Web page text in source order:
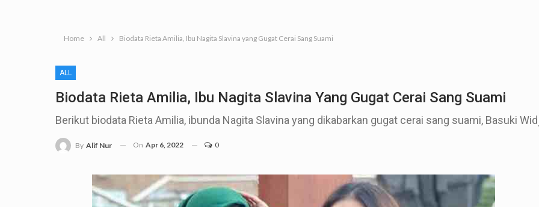
Home All Biodata Rieta Amilia, Ibu Nagita Slavina yang Gugat Cerai Sang Suami
ALL
Biodata Rieta Amilia, Ibu Nagita Slavina Yang Gugat Cerai Sang Suami
Berikut biodata Rieta Amilia, ibunda Nagita Slavina yang dikabarkan gugat cerai sang suami, Basuki
By Alif Nur On Apr 6, 2022 0